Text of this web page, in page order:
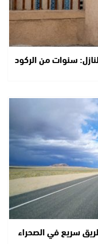
سنوات من الركود
سريع في الصحراء